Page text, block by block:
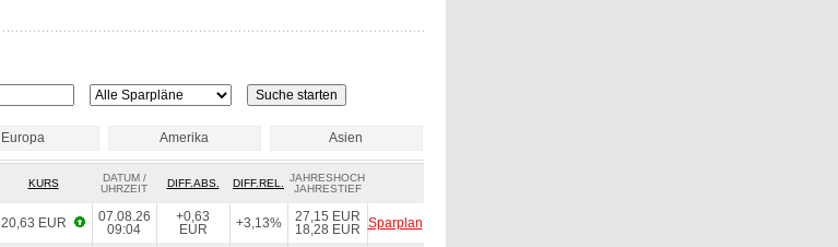
Europa Amerika Asien
KURS
DATUM /
UHRZEIT
DIFF.ABS. DIFF.REL.
JAHRESHOCH
JAHRESTIEF
20,63 EUR
07.08.26
09:04
+0,63
EUR
+3,13%
27,15 EUR
18,28 EUR Sparplan